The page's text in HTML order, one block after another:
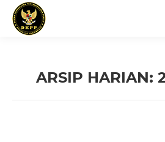
ARSIP HARIAN: